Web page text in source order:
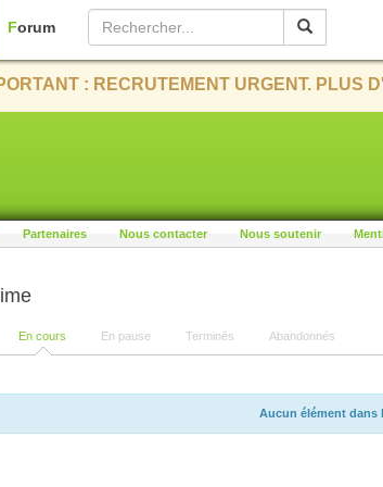
Forum
: RECRUTEMENT URGENT. PLUS
Partenaires Nous contacter Nous soutenir
En cours En pause Terminés Abandonnés
Aucun élément dans